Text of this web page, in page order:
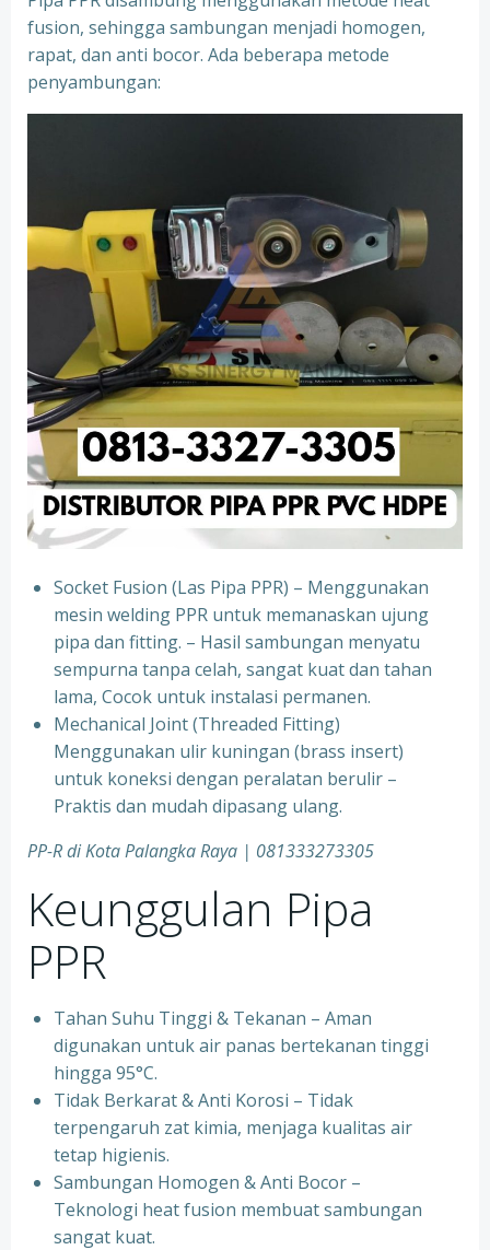
fusion, sehingga sambungan menjadi homogen,
rapat, dan anti bocor. Ada beberapa metode
penyambungan:
Socket Fusion (Las Pipa PPR) – Menggunakan
mesin welding PPR untuk memanaskan ujung
pipa dan fitting. – Hasil sambungan menyatu
sempurna tanpa celah, sangat kuat dan tahan
lama, Cocok untuk instalasi permanen.
⁠Mechanical Joint (Threaded Fitting)
Menggunakan ulir kuningan (brass insert)
untuk koneksi dengan peralatan berulir –
Praktis dan mudah dipasang ulang.
PP-R di KotaPalangka Raya | 081333273305
Keunggulan Pipa
PPR
Tahan Suhu Tinggi & Tekanan – Aman
digunakan untuk air panas bertekanan tinggi
hingga 95°C.
⁠Tidak Berkarat & Anti Korosi – Tidak
terpengaruh zat kimia, menjaga kualitas air
tetap higienis.
⁠Sambungan Homogen & Anti Bocor –
Teknologi heat fusion membuat sambungan
sangat kuat.